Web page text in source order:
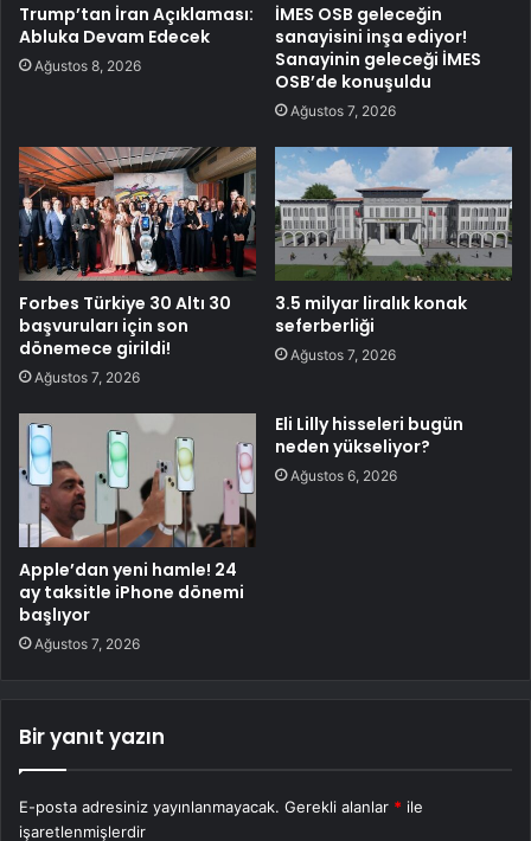
Trump’tan İran Açıklaması:
Abluka Devam Edecek
Ağustos 8, 2026
İMES OSB geleceğin
sanayisini inşa ediyor!
Sanayinin geleceği İMES
OSB’de konuşuldu
Ağustos 7, 2026
Forbes Türkiye 30 Altı 30
başvuruları için son
dönemece girildi!
Ağustos 7, 2026
3.5 milyar liralık konak
seferberliği
Ağustos 7, 2026
Apple’dan yeni hamle! 24
ay taksitle iPhone dönemi
başlıyor
Ağustos 7, 2026
Eli Lilly hisseleri bugün
neden yükseliyor?
Ağustos 6, 2026
Bir yanıt yazın
E-posta adresiniz yayınlanmayacak. Gerekli alanlar * ile
işaretlenmişlerdir